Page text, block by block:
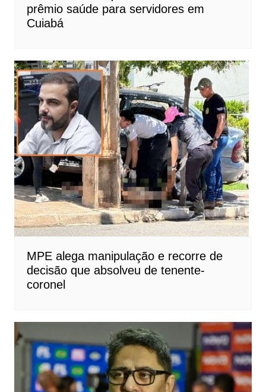
prêmio saúde para servidores em
Cuiabá
MPE alega manipulação e recorre de
decisão que absolveu de tenente-
coronel